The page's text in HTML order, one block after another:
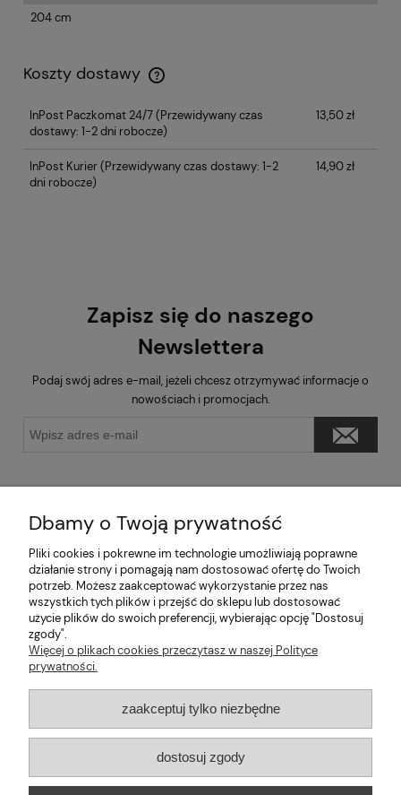
204 cm
Koszty dostawy
InPost Paczkomat 24/7(Przewidywany czas
dostawy: 1-2 dni robocze)
13,50 zł
InPost Kurier(Przewidywany czas dostawy: 1-2
dni robocze)
14,90 zł
Zapisz się do naszego
Newslettera
Podaj swój adres e-mail, jeżeli chcesz otrzymywać informacje o
nowościach i promocjach.
Pomoc
Moje konto
Informacje
2026 © mabaje
Sklep internetowy Shoper Premium
Dbamy o Twoją prywatność
Pliki cookies i pokrewne im technologie umożliwiają poprawne
działanie strony i pomagają nam dostosować ofertę do Twoich
potrzeb. Możesz zaakceptować wykorzystanie przez nas
wszystkich tych plików i przejść do sklepu lub dostosować
użycie plików do swoich preferencji, wybierając opcję "Dostosuj
zgody".
Więcej o plikach cookies przeczytasz w naszej Polityce
prywatności.
zaakceptuj tylko niezbędne
dostosuj zgody